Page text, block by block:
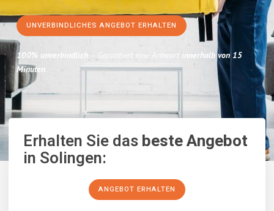
UNVERBINDLICHES ANGEBOT ERHALTEN
100% unverbindlich – Garantiert eine Antwort innerhalb von 15
Minuten.
Erhalten Sie dasbeste Angebot
in Solingen:
ANGEBOT ERHALTEN